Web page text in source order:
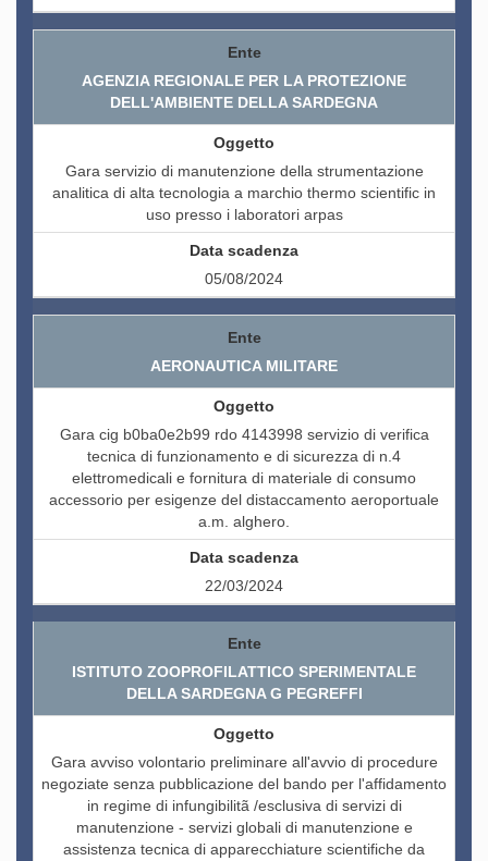
AGENZIA REGIONALE PER LA PROTEZIONE
DELL'AMBIENTE DELLA SARDEGNA
Gara servizio di manutenzione della strumentazione
analitica di alta tecnologia a marchio thermo scientific in
uso presso i laboratori arpas
05/08/2024
AERONAUTICA MILITARE
Gara cig b0ba0e2b99 rdo 4143998 servizio di verifica
tecnica di funzionamento e di sicurezza di n.4
elettromedicali e fornitura di materiale di consumo
accessorio per esigenze del distaccamento aeroportuale
a.m. alghero.
22/03/2024
ISTITUTO ZOOPROFILATTICO SPERIMENTALE
DELLA SARDEGNA G PEGREFFI
Gara avviso volontario preliminare all'avvio di procedure
negoziate senza pubblicazione del bando per l'affidamento
in regime di infungibilitã /esclusiva di servizi di
manutenzione - servizi globali di manutenzione e
assistenza tecnica di apparecchiature scientifiche da